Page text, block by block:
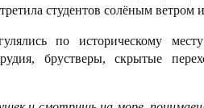
студентов солёным ветром
по историческому
брустверы, скрытые